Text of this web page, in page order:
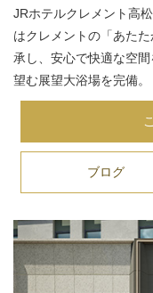
JRホテルクレメント高
はクレメントの「あた
承し、安心で快適な空
望む展望大浴場を完備。
ブログ